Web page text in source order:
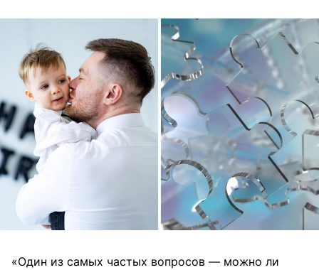
«Один из самых частых вопросов — можно ли